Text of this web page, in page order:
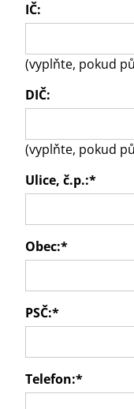
IČ:
(vyplňte, pokud
DIČ:
(vyplňte, pokud
Ulice, č.p.:*
Obec:*
PSČ:*
Telefon:*